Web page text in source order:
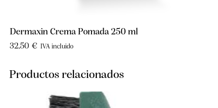
Dermaxin Crema Pomada 250 ml
32,50 € IVA incluido
Productos relacionados